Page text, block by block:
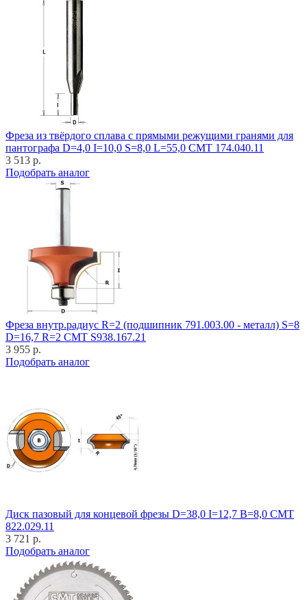
Фреза из твёрдого сплава с прямыми режущими гранями для
пантографа D=4,0 I=10,0 S=8,0 L=55,0 CMT 174.040.11
3 513 р.
Подобрать аналог
Фреза внутр.радиус R=2 (подшипник 791.003.00 - металл) S=8
D=16,7 R=2 CMT S938.167.21
3 955 р.
Подобрать аналог
Диск пазовый для концевой фрезы D=38,0 I=12,7 B=8,0 CMT
822.029.11
3 721 р.
Подобрать аналог